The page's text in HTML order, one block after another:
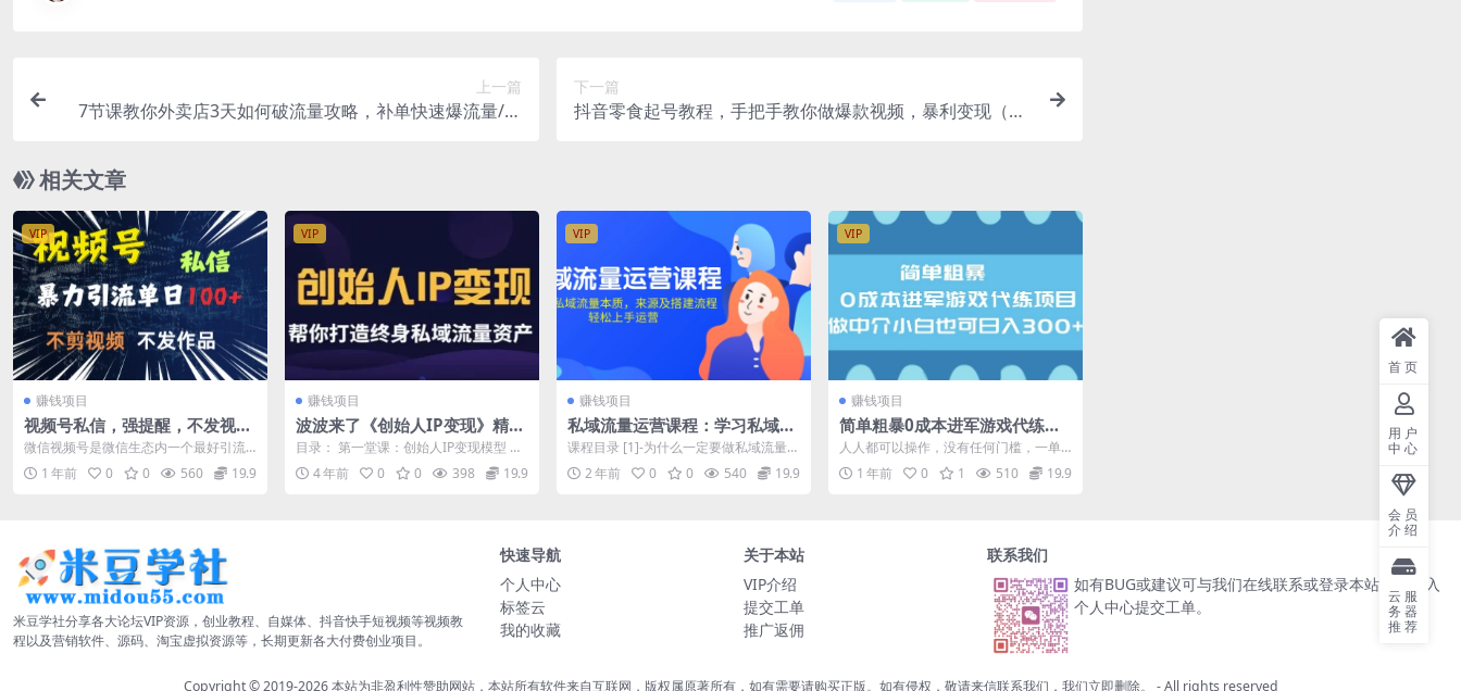
上一篇
7节课教你外卖店3天如何破流量攻略，补单快速爆流量/老
下一篇
抖音零食起号教程，手把手教你做爆款视频，暴利变现（附
相关文章
VIP
赚钱项目
视频号私信，强提醒，不发视
频，不剪视频，有操作就有人，
单人单日引流100
微信视频号是微信生态内一个最好引流
创业粉的渠道。有着：可以直接留微
信、直接引导加...
1 年前 0 0 560 19.9
VIP
赚钱项目
波波来了《创始人IP变现》精华
版，帮你打造终身私域流量资产
（无水印）
目录： 第一堂课：创始人IP变现模型 第
二堂课：IP定位模型 第三堂课：短视频
上...4 年前 0 0 398 19.9
VIP
赚钱项目
私域流量运营课程：学习私域流
量本质，来源及搭建流程，轻松
上手运营
课程目录 [1]-为什么一定要做私域流量？
私域流量的底层逻辑.mp4 [2]-私...
2 年前 0 0 540 19.9
VIP
赚钱项目
简单粗暴0成本进军游戏代练项
目，做中介小白也可日入300+
人人都可以操作，没有任何门槛，一单
挣个几十块钱很简单，不是让你自己去
打单子挣钱，...
1 年前 0 1 510 19.9
米豆学社分享各大论坛VIP资源，创业教程、自媒体、抖音快手短视频等视频教
程以及营销软件、源码、淘宝虚拟资源等，长期更新各大付费创业项目。
快速导航
个人中心
标签云
我的收藏
关于本站
VIP介绍
提交工单
推广返佣
联系我们
如有BUG或建议可与我们在线联系或登录本站账号进入
个人中心提交工单。
Copyright © 2019-2026本站为非盈利性赞助网站，本站所有软件来自互联网，版权属原著所有，如有需要请购买正版。如有侵权，敬请来信联系我们，我们立即删除。 - All rights reserved
首页
用户
中心
会员
介绍
云服
务器
推荐